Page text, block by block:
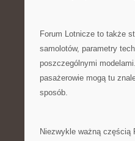
Forum Lotnicze to także
samolotów, parametry
poszczególnymi
pasażerowie mogą tu
sposób.
Niezwykle ważną częścią